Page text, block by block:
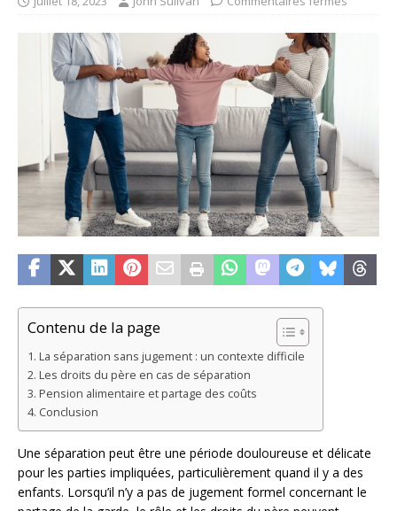
Contenu de la page
La séparation sans jugement : un contexte difficile
Les droits du père en cas de séparation
Pension alimentaire et partage des coûts
Conclusion
Une séparation peut être une période douloureuse et délicate
pour les parties impliquées, particulièrement quand il y a des
enfants. Lorsqu’il n’y a pas de jugement formel concernant le